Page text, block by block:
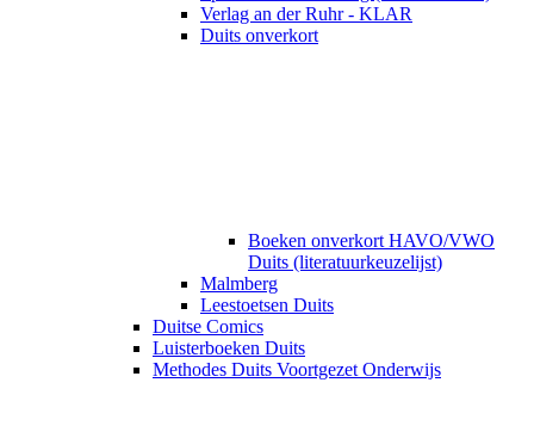
Verlag an der Ruhr - KLAR
Duits onverkort
Boeken onverkort HAVO/VWO
Duits (literatuurkeuzelijst)
Malmberg
Leestoetsen Duits
Duitse Comics
Luisterboeken Duits
Methodes Duits Voortgezet Onderwijs